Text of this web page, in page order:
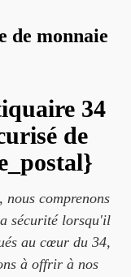
de monnaie
34
de
comprenons
sécurité lorsqu'il
au cœur du 34,
à offrir à nos